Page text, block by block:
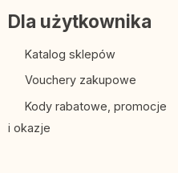
i
Dla użytkownika
Katalog sklepów
Vouchery zakupowe
Kody rabatowe, promocje
i okazje